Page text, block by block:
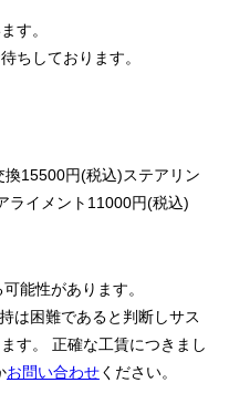
す。
ちしております。
15500円(税込)ステアリン
ライメント11000円(税込)
能性があります。
は困難であると判断しサス
す。 正確な工賃につきまし
お問い合わせください。